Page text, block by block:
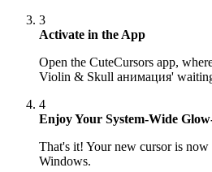
3
Activate in the App
Open the CuteCursors app,
Violin & Skull анимация'
4
Enjoy Your System-Wide
That's it! Your new cursor is
Windows.